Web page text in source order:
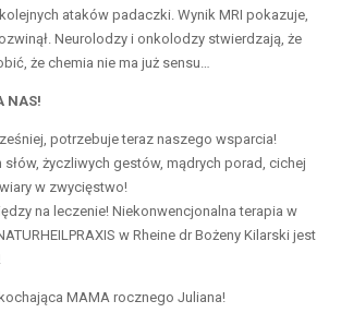
ataków padaczki. Wynik MRI pokazuje,
Neurolodzy i onkolodzy stwierdzają, że
że chemia nie ma już sensu…
NAS!
potrzebuje teraz naszego wsparcia!
słów, życzliwych gestów, mądrych porad, cichej
w zwycięstwo!
na leczenie! Niekonwencjonalna terapia w
w Rheine dr Bożeny Kilarski jest
MAMA rocznego Juliana!